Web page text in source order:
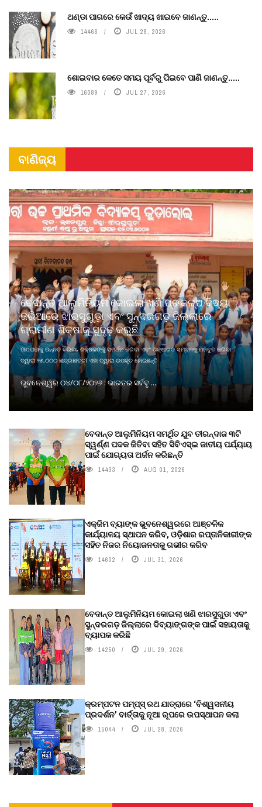
ଥଣ୍ଡା ପାଗରେ କେଉଁ ଖାଦ୍ୟ ଖାଇବେ ଜାଣନ୍ତୁ.....
14466 JUL 28, 2026
ଶୋଇବାର କେତେ ସମୟ ପୂର୍ବରୁ ପିଇବେ ପାଣି ଜାଣନ୍ତୁ.....
16089 JUL 27, 2026
ବାଣିଜ୍ୟ
ବେଦାନ୍ତ ଆଲୁମିନିୟମ କୋଇଲା ଖଣି ପ୍ରକଳ୍ପ ବିଦ୍ୟା
ଜରିଆରେ ଝାରସୁଗୁଡ଼ା ଏବଂ ସୁନ୍ଦରଗଡ଼ ଜିଲ୍ଲାରେ
ଗ୍ରାମୀଣ ଶିକ୍ଷାକୁ ସୁଦୃଢ଼ କରୁଛି
ପାଠପଢାକୁ ଉନ୍ନତ କରିବା, ଶିକ୍ଷକଙ୍କୁ ସମର୍ଥନ କରିବା ଏବଂ ଶିକ୍ଷାଗତ ସମ୍ବଳକୁ ମଜବୁତ କରିବା
ଦ୍ୱାରା ୨୫,୦୦୦ ଛାତ୍ରଛାତ୍ରୀ ଏହା ଦ୍ୱାରା ଉପକୃତ ହୋଇଛନ୍ତି
ଭୁବନେଶ୍ୱର ୦୪/୦୮/୨୦୨୬ : ଭାରତର ସର୍ବବୃ ...
ବେଦାନ୍ତ ଆଲୁମିନିୟମ ସମର୍ଥିତ ଯୁବ ତୀରନ୍ଦାଜ ୩ଟି
ସ୍ୱର୍ଣ୍ଣ ପଦକ ଜିତିବା ସହିତ ସିବିଏସ୍ଇ ଜାତୀୟ ପର୍ଯ୍ୟାୟ
ପାଇଁ ଯୋଗ୍ୟତା ଅର୍ଜନ କରିଛନ୍ତି
14433 AUG 01, 2026
ଏକ୍ଜିମ ବ୍ୟାଙ୍କ ଭୁବନେଶ୍ୱରରେ ଆଞ୍ଚଳିକ
କାର୍ଯ୍ୟାଳୟ ସ୍ଥାପନ କରିବ, ଓଡ଼ିଶାର ରପ୍ତାନିକାରୀଙ୍କ
ସହିତ ନିଜର ନିୟୋଜନତାକୁ ଗଭୀର କରିବ
14602 JUL 31, 2026
ବେଦାନ୍ତ ଆଲୁମିନିୟମ କୋଇଲା ଖଣି ଝାରସୁଗୁଡା ଏବଂ
ସୁନ୍ଦରଗଡ଼ ଜିଲ୍ଲାରେ ଦିବ୍ୟାଙ୍ଗଙ୍କ ପାଇଁ ସହାୟତାକୁ
ବ୍ୟାପକ କରିଛି
14250 JUL 29, 2026
କ୍ରମ୍ପଟନ ପମ୍ପ୍‌ସ୍‌ ରଥ ଯାତ୍ରାରେ ‘ବିଶ୍ୱସନୀୟ
ପ୍ରଦର୍ଶନ’ ବାର୍ତ୍ତାକୁ ନୂଆ ରୂପରେ ଉପସ୍ଥାପନ କଲା
15044 JUL 28, 2026